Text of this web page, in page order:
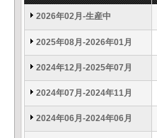
2026年02月-生産中
2025年08月-2026年01月
2024年12月-2025年07月
2024年07月-2024年11月
2024年06月-2024年06月